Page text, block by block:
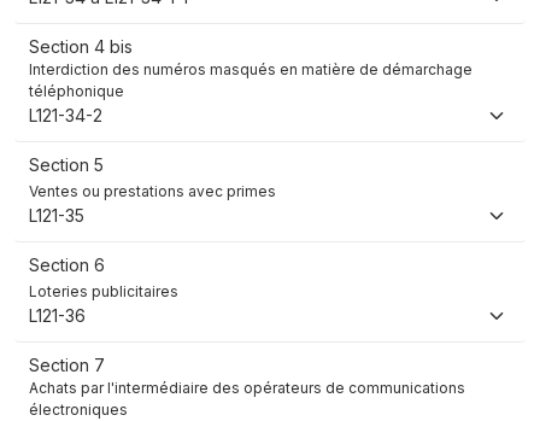
Section 4 bis
Interdiction des numéros masqués en matière de démarchage
téléphonique
L121-34-2
Section 5
Ventes ou prestations avec primes
L121-35
Section 6
Loteries publicitaires
L121-36
Section 7
Achats par l'intermédiaire des opérateurs de communications
électroniques